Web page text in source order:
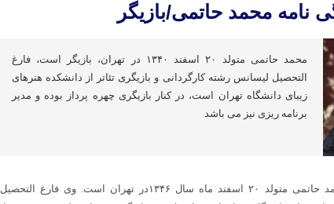
نامه محمد حاتمی/بازیگر
محمد حاتمی متولد ۲۰ اسفند ۱۳۴۰ در تهران، بازیگر است، فارغ
التحصیل لیسانس رشته کارگردانی و بازیگری تئاتر از دانشکده هنرهای
زیبای دانشگاه تهران است، در کنار بازیگری چهره پرداز بوده و مدیر
برنامه ریزی نیز می باشد
به گزارش پایگاه خبری شباویز،محمد حاتمی متولد ٢٠ اسفند ماه سال ۱۳۴۶در تهران است. وی فارغ التحصیل